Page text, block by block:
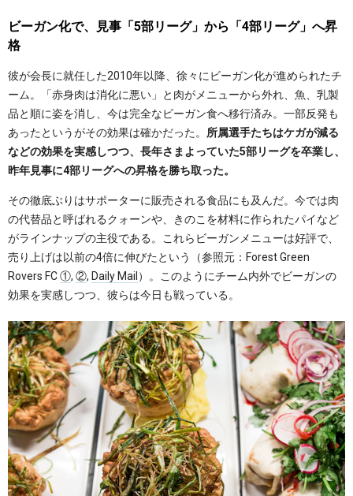
ビーガン化で、見事「5部リーグ」から「4部リーグ」へ昇
格
彼が会長に就任した2010年以降、徐々にビーガン化が進められたチ
ーム。「赤身肉は消化に悪い」と肉がメニューから外れ、魚、乳製
品と順に姿を消し、今は完全なビーガン食へ移行済み。一部反発も
あったというがその効果は確かだった。 所属選手たちはケガが減る
などの効果を実感しつつ、長年さまよっていた5部リーグを卒業し、
昨年見事に4部リーグへの昇格を勝ち取った。
その徹底ぶりはサポーターに販売される食品にも及んだ。今では肉
の代替品と呼ばれるクォーンや、きのこを材料に作られたパイなど
がラインナップの主役である。これらビーガンメニューは好評で、
売り上げは以前の4倍に伸びたという（参照元：Forest Green
Rovers FC①, ②, Daily Mail）。このようにチーム内外でビーガンの
効果を実感しつつ、彼らは今日も戦っている。